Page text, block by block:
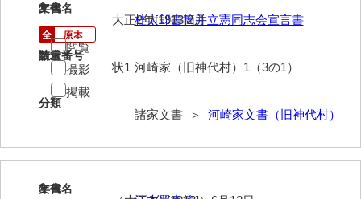
宇野家文書
馬屋原家文書
2
文書名
桂太郎書簡并立憲同志会宣言書
請求番号
河崎家（旧神代村）1（3の1）
分類
諸家文書 ＞ 河崎家文書（旧神代村）
年代
大正2年[1913]2月
数量
状1
閲覧
撮影
掲載
3
文書名
年代